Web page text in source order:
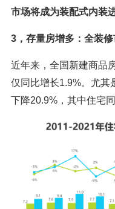
市场将成为装配式内装
3，存量房增多：全装
近年来，全国新建商品
仅同比增长1.9%。尤其
下降20.9%，其中住宅